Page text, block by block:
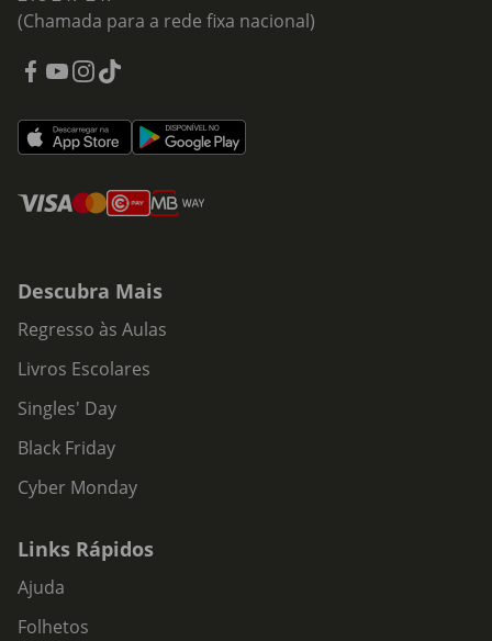
(Chamada para a rede fixa nacional)
Descubra Mais
Regresso às Aulas
Livros Escolares
Singles' Day
Black Friday
Cyber Monday
Links Rápidos
Ajuda
Folhetos